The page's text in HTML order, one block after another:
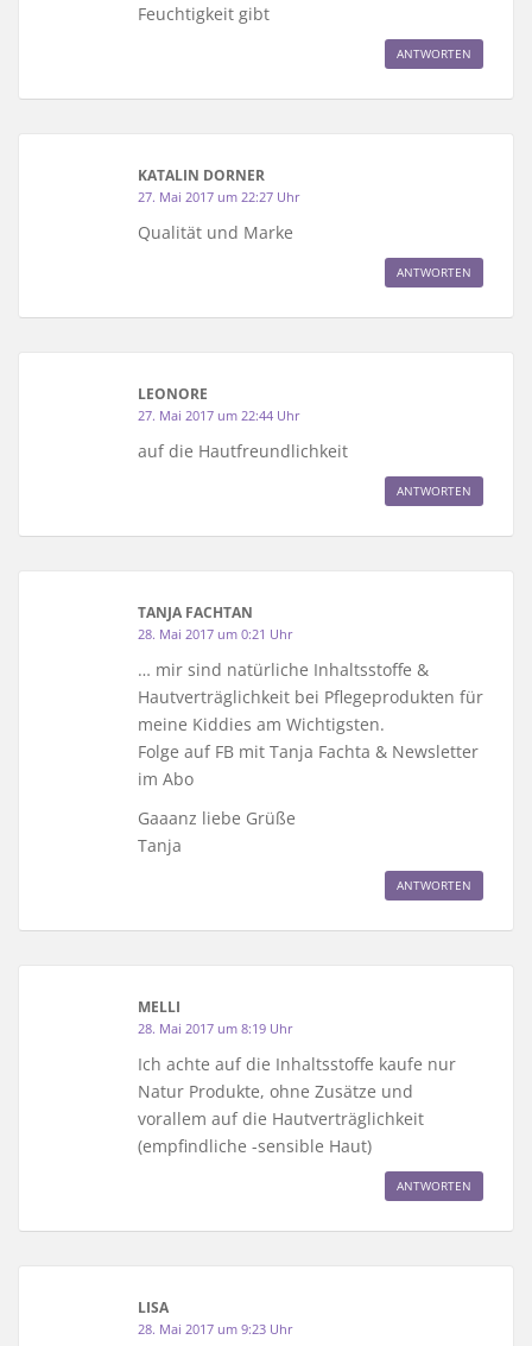
Feuchtigkeit gibt
ANTWORTEN
KATALIN DORNER
27. Mai 2017 um 22:27 Uhr
Qualität und Marke
ANTWORTEN
LEONORE
27. Mai 2017 um 22:44 Uhr
auf die Hautfreundlichkeit
ANTWORTEN
TANJA FACHTAN
28. Mai 2017 um 0:21 Uhr
… mir sind natürliche Inhaltsstoffe &
Hautverträglichkeit bei Pflegeprodukten für
meine Kiddies am Wichtigsten.
Folge auf FB mit Tanja Fachta & Newsletter
im Abo
Gaaanz liebe Grüße
Tanja
ANTWORTEN
MELLI
28. Mai 2017 um 8:19 Uhr
Ich achte auf die Inhaltsstoffe kaufe nur
Natur Produkte, ohne Zusätze und
vorallem auf die Hautverträglichkeit
(empfindliche -sensible Haut)
ANTWORTEN
LISA
28. Mai 2017 um 9:23 Uhr